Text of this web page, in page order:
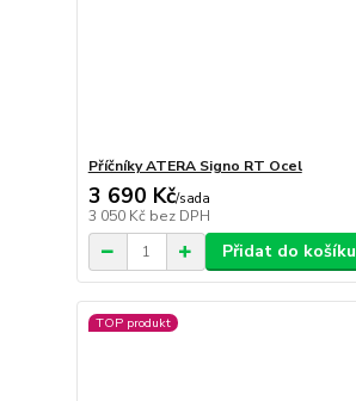
Příčníky ATERA Signo RT Ocel
3 690 Kč/sada
3 050 Kč bez DPH
Přidat do košíku
TOP produkt